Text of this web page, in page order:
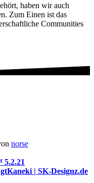
haben wir auch
Zum Einen ist das
Communities
norse
| SK-Designz.de